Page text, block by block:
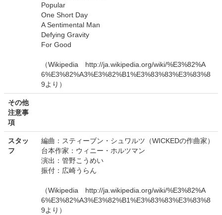
Popular
One Short Day
A Sentimental Man
Defying Gravity
For Good
（Wikipedia http://ja.wikipedia.org/wiki/%E3%82%A
6%E3%82%A3%E3%82%B1%E3%83%83%E3%83%8
9より）
その他
注意事
項
スタッ
フ
編曲：スティーブン・シュワルツ（WICKEDの作曲家）
台本作家：ウィニー・ホルツマン
演出：管野こうめい
振付：広崎うらん
（Wikipedia http://ja.wikipedia.org/wiki/%E3%82%A
6%E3%82%A3%E3%82%B1%E3%83%83%E3%83%8
9より）